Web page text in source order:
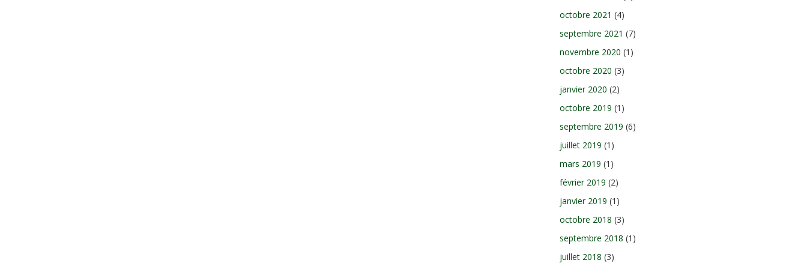
octobre 2021 (4)
septembre 2021 (7)
novembre 2020 (1)
octobre 2020 (3)
janvier 2020 (2)
octobre 2019 (1)
septembre 2019 (6)
juillet 2019 (1)
mars 2019 (1)
février 2019 (2)
janvier 2019 (1)
octobre 2018 (3)
septembre 2018 (1)
juillet 2018 (3)